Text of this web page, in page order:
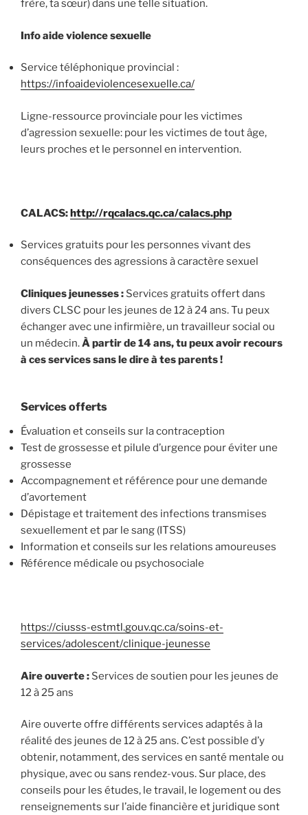
frère, ta sœur) dans une telle situation.
Info aide violence sexuelle
Service téléphonique provincial :
https://infoaideviolencesexuelle.ca/
Ligne-ressource provinciale pour les victimes
d’agression sexuelle: pour les victimes de tout âge,
leurs proches et le personnel en intervention.
CALACS:http://rqcalacs.qc.ca/calacs.php
Services gratuits pour les personnes vivant des
conséquences des agressions à caractère sexuel
Cliniques jeunesses : Services gratuits offert dans
divers CLSC pour les jeunes de 12 à 24 ans. Tu peux
échanger avec une infirmière, un travailleur social ou
un médecin.À partir de 14 ans, tu peux avoir recours
à ces services sans le dire à tes parents !
Services offerts
Évaluation et conseils sur la contraception
Test de grossesse et pilule d’urgence pour éviter une
grossesse
Accompagnement et référence pour une demande
d’avortement
Dépistage et traitement des infections transmises
sexuellement et par le sang (ITSS)
Information et conseils sur les relations amoureuses
Référence médicale ou psychosociale
https://ciusss-estmtl.gouv.qc.ca/soins-et-
services/adolescent/clinique-jeunesse
Aire ouverte : Services de soutien pour les jeunes de
12 à 25 ans
Aire ouverte offre différents services adaptés à la
réalité des jeunes de 12 à 25 ans. C’est possible d’y
obtenir, notamment, des services en santé mentale ou
physique, avec ou sans rendez-vous. Sur place, des
conseils pour les études, le travail, le logement ou des
renseignements sur l’aide financière et juridique sont